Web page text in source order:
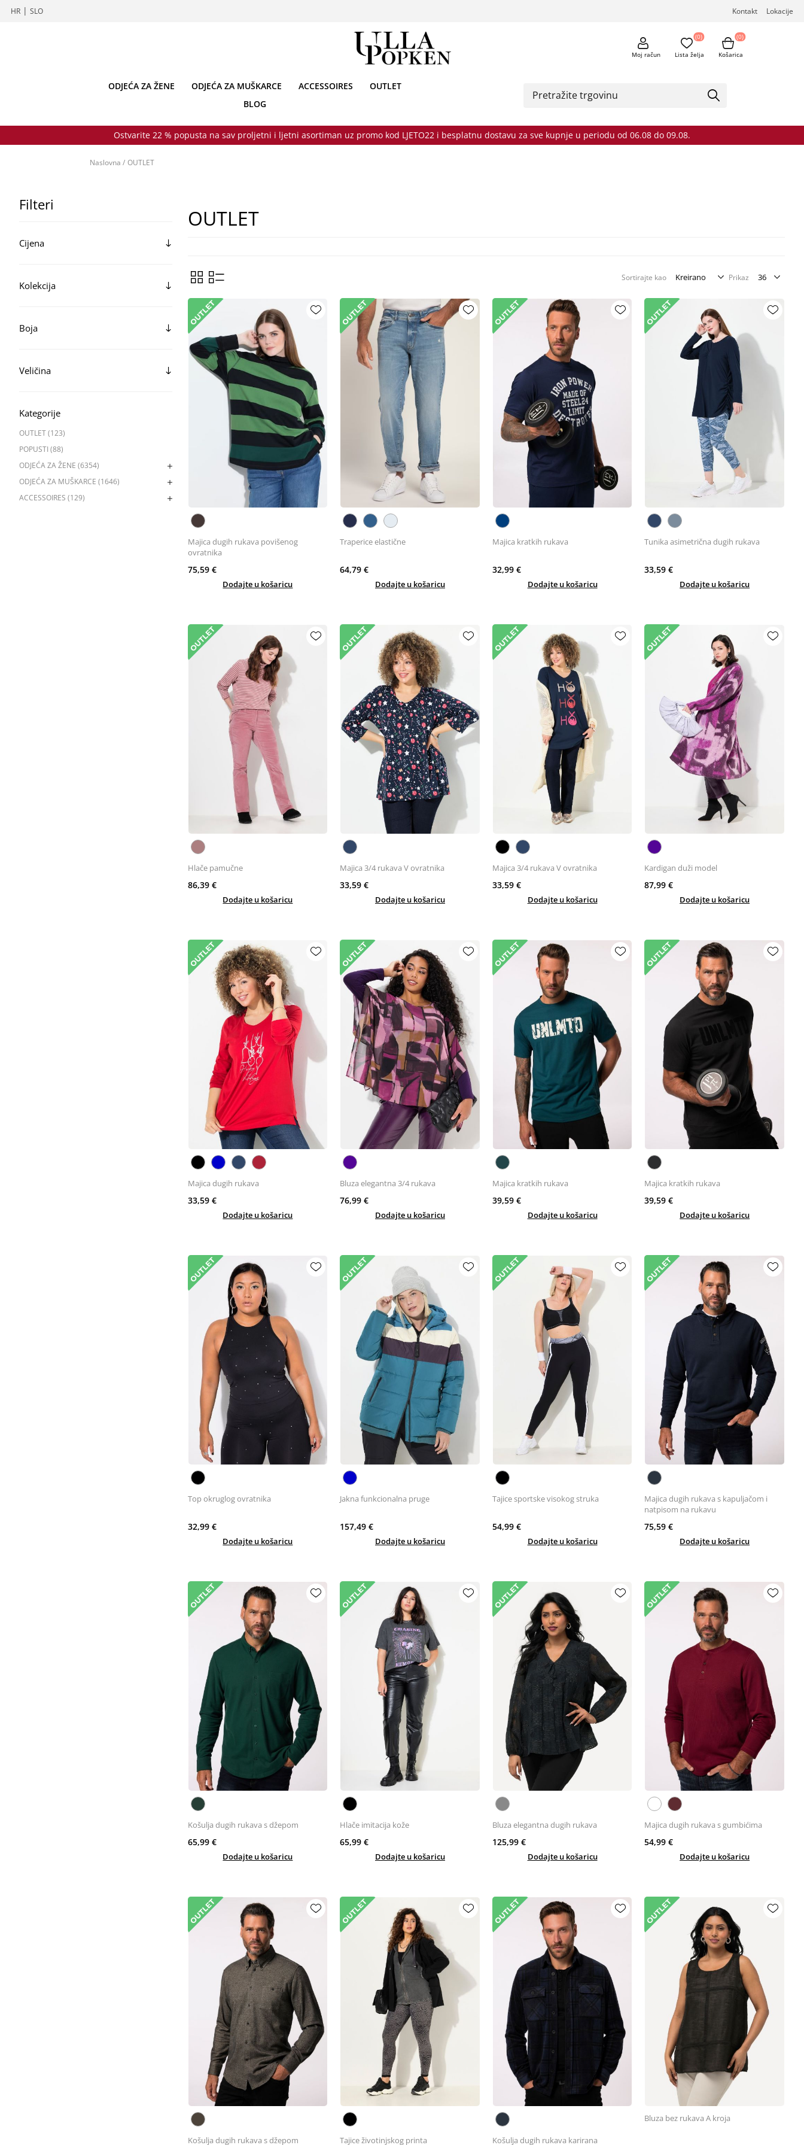
HR | SLO Kontakt Lokacije
Moj račun Lista želja
(0)
Košarica
(0)
ODJEĆA ZA ŽENE ODJEĆA ZA MUŠKARCE ACCESSOIRES
OUTLET
BLOG
Ostvarite 22 % popusta na sav proljetni i ljetni asortiman uz promo kod LJETO22 i besplatnu dostavu za sve kupnje u periodu od 06.08 do 09.08.
Naslovna / OUTLET
Filteri
Cijena
Kolekcija
Boja
Veličina
Kategorije
OUTLET (123)
POPUSTI (88)
ODJEĆA ZA ŽENE (6354)
ODJEĆA ZA MUŠKARCE (1646)
ACCESSOIRES (129)
OUTLET
Sortirajte kao Prikaz
Majica dugih rukava povišenog
ovratnika
75,59 €
Dodajte u košaricu
Traperice elastične
64,79 €
Dodajte u košaricu
Majica kratkih rukava
32,99 €
Dodajte u košaricu
Tunika asimetrična dugih rukava
33,59 €
Dodajte u košaricu
Hlače pamučne
86,39 €
Dodajte u košaricu
Majica 3/4 rukava V ovratnika
33,59 €
Dodajte u košaricu
Majica 3/4 rukava V ovratnika
33,59 €
Dodajte u košaricu
Kardigan duži model
87,99 €
Dodajte u košaricu
Majica dugih rukava
33,59 €
Dodajte u košaricu
Bluza elegantna 3/4 rukava
76,99 €
Dodajte u košaricu
Majica kratkih rukava
39,59 €
Dodajte u košaricu
Majica kratkih rukava
39,59 €
Dodajte u košaricu
Top okruglog ovratnika
32,99 €
Dodajte u košaricu
Jakna funkcionalna pruge
157,49 €
Dodajte u košaricu
Tajice sportske visokog struka
54,99 €
Dodajte u košaricu
Majica dugih rukava s kapuljačom i
natpisom na rukavu
75,59 €
Dodajte u košaricu
Košulja dugih rukava s džepom
65,99 €
Dodajte u košaricu
Hlače imitacija kože
65,99 €
Dodajte u košaricu
Bluza elegantna dugih rukava
125,99 €
Dodajte u košaricu
Majica dugih rukava s gumbićima
54,99 €
Dodajte u košaricu
Košulja dugih rukava s džepom Tajice životinjskog printa Košulja dugih rukava karirana
Bluza bez rukava A kroja